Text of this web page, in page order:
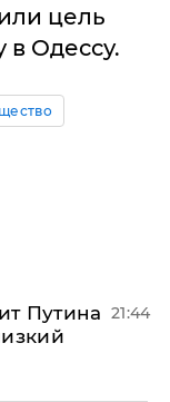
цель
в Одессу.
Путина 21:44